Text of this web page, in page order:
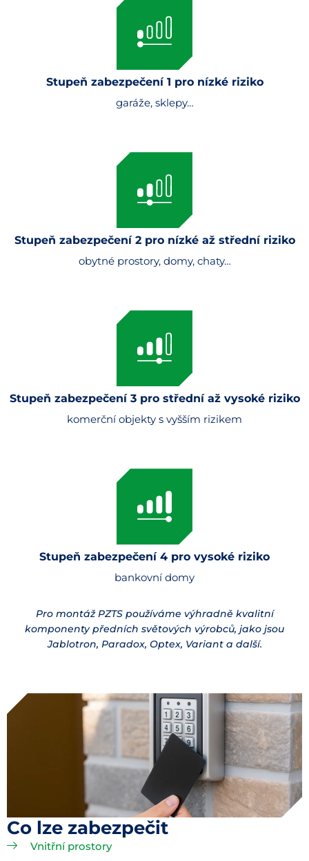
Stupeň zabezpečení 1 pro nízké riziko
garáže, sklepy…
Stupeň zabezpečení 2 pro nízké až střední riziko
obytné prostory, domy, chaty…
Stupeň zabezpečení 3 pro střední až vysoké riziko
komerční objekty s vyšším rizikem
Stupeň zabezpečení 4 pro vysoké riziko
bankovní domy
Pro montáž PZTS používáme výhradně kvalitní
komponenty předních světových výrobců, jako jsou
Jablotron, Paradox, Optex, Variant a další.
Co lze zabezpečit
Vnitřní prostory